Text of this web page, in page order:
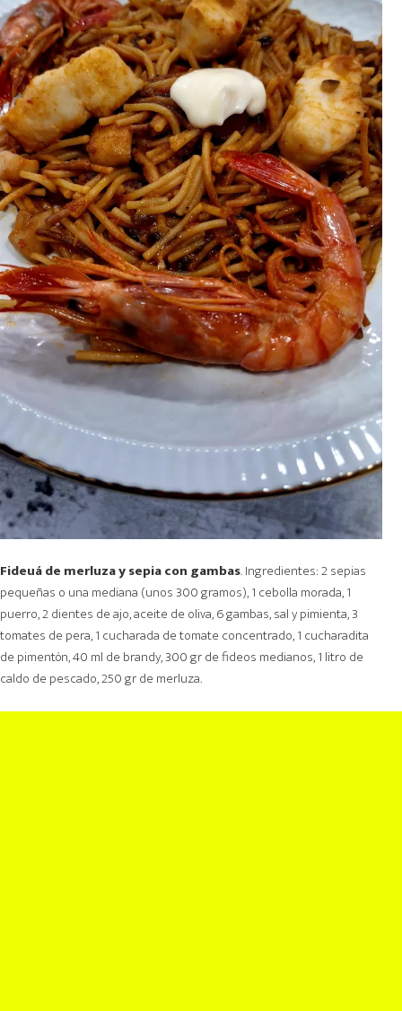
Fideuá de merluza y sepia con gambas. Ingredientes: 2 sepias
pequeñas o una mediana (unos 300 gramos), 1 cebolla morada, 1
puerro, 2 dientes de ajo, aceite de oliva, 6 gambas, sal y pimienta, 3
tomates de pera, 1 cucharada de tomate concentrado, 1 cucharadita
de pimentón, 40 ml de brandy, 300 gr de fideos medianos, 1 litro de
caldo de pescado, 250 gr de merluza.